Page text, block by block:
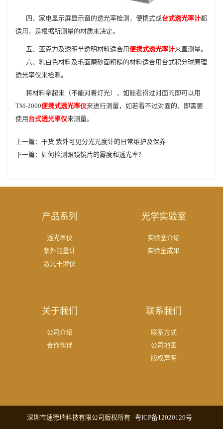
四、家电显示屏显示窗的透光率检测，便携式或台式透光率计都
适用，是根据所测量的材质来决定。
五、亚克力及透明半透明材料适合用便携式透光率计来直测量。
六、乳白色材料及毛面磨砂面粗糙的材料适合用台式积分球原理
透光率仪来检测。
将材料拿起来（不能对着灯光），如能看得过对面的即可以用
TM-2000便携式透光率仪来进行测量，如若看不过对面的，即需要
使用台式透光率仪来测量。
上一篇： 干货|紫外可见分光光度计的日常维护及保养
下一篇： 如何检测眼镜镜片的雾度和透光率?
产品系列
透光率仪
紫外能量计
激光干涉仪
光学实验室
实验室介绍
实验室成果
关于我们
公司介绍
合作伙伴
联系我们
联系方式
公司地图
版权声明
深圳市速德瑞科技有限公司版权所有 粤ICP备12020120号